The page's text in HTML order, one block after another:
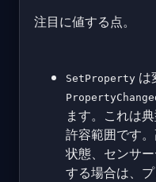
注目に値する点。
SetProperty は
ます。これは
許容範囲です
状態、センサ
する場合は、